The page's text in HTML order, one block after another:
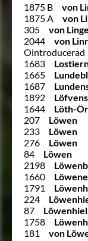
1875 B
von
1875 A
von
305
von
2044
von
Ointroducerad
1683
1665
1687
1892
1644
Löth-
207
Löwen
233
Löwen
276
Löwen
84
Löwen
2198
1660
1791
224
87
1758
181
von